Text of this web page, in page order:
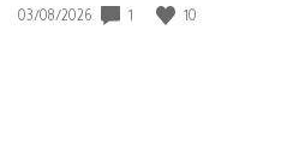
Date
03/08/2026 1 10